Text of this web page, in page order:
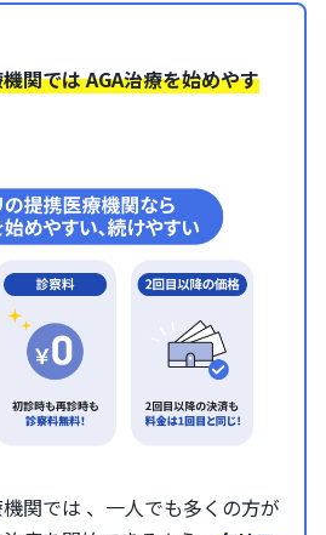
関では AGA治療を始めやす
関では 、一人でも多くの方が